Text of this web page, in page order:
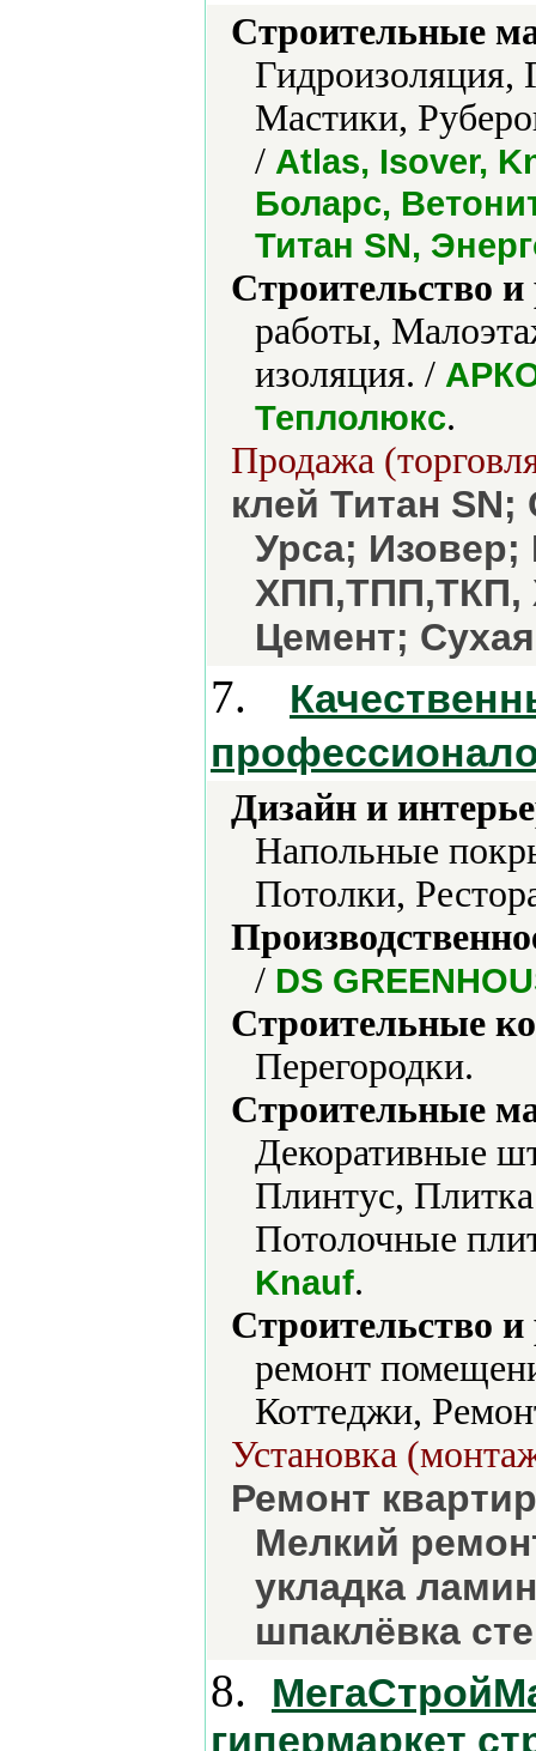
Строительные
Гидроизоляция,
Мастики,
/ Atlas, Isover,
Боларс,
Титан SN,
Строительство
работы,
изоляция. /
Теплолюкс.
Продажа
клей Титан
Урса;
ХПП,ТПП,ТКП,
Цемент;
7.
Дизайн и
Напольные
Потолки,
/ DS
Строительные
Перегородки.
Строительные
Декоративные
Плинтус,
Потолочные
Knauf.
Строительство
ремонт
Коттеджи,
Установка
Ремонт
Мелкий
укладка
шпаклёвка
8.
гипермаркет